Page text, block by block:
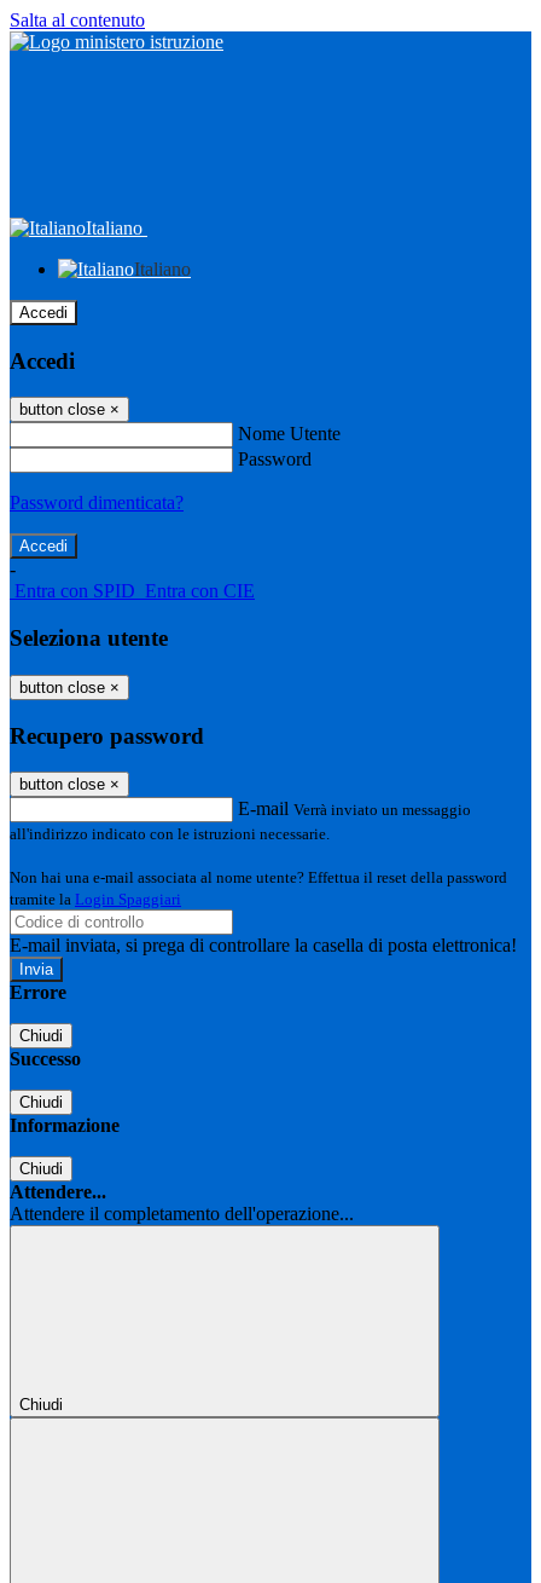
Salta al contenuto
Italiano
Italiano
Accedi
Accedi
button close ×
Nome Utente
Password
Password dimenticata?
-
Entra con SPID Entra con CIE
Seleziona utente
button close ×
Recupero password
button close ×
E-mail Verrà inviato un messaggio
all'indirizzo indicato con le istruzioni necessarie.
Non hai una e-mail associata al nome utente? Effettua il reset della password
tramite la Login Spaggiari
E-mail inviata, si prega di controllare la casella di posta elettronica!
Errore
Chiudi
Successo
Chiudi
Informazione
Chiudi
Attendere...
Attendere il completamento dell'operazione...
Chiudi